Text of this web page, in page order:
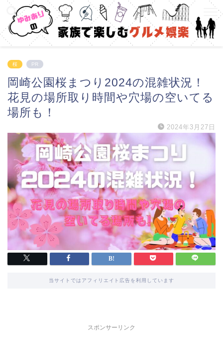
桜 PR
岡崎公園桜まつり2024の混雑状況！
花見の場所取り時間や穴場の空いてる
場所も！
2024年3月27日
当サイトではアフィリエイト広告を利用しています
スポンサーリンク